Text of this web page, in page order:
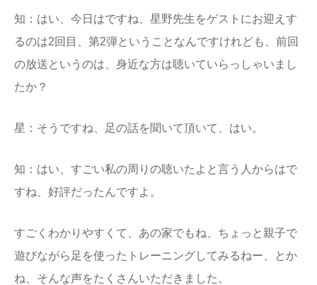
知：はい、今日はですね、星野先生をゲストにお迎えす
るのは2回目、第2弾ということなんですけれども、前回
の放送というのは、身近な方は聴いていらっしゃいまし
たか？
星：そうですね、足の話を聞いて頂いて、はい。
知：はい、すごい私の周りの聴いたよと言う人からはで
すね、好評だったんですよ。
すごくわかりやすくて、あの家でもね、ちょっと親子で
遊びながら足を使ったトレーニングしてみるねー、とか
ね、そんな声をたくさんいただきました。